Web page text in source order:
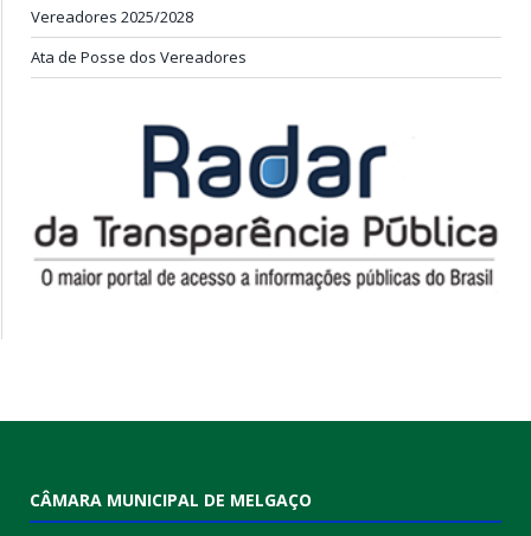
Vereadores 2025/2028
Ata de Posse dos Vereadores
CÂMARA MUNICIPAL DE MELGAÇO